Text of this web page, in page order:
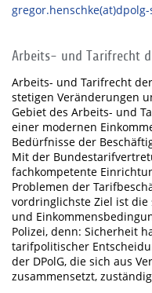
Arbeits- und Tarifrecht
Arbeits- und Tarifrecht
stetigen Veränderungen
Gebiet des Arbeits- und
einer modernen
Bedürfnisse der
Mit der
fachkompetente
Problemen der
vordringlichste Ziel ist die
und
Polizei, denn: Sicherheit
tarifpolitischer
der DPolG, die sich aus
zusammensetzt,